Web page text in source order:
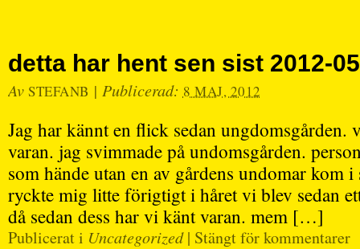
detta har hent sen sist 2012-
Av STEFANB | Publicerad: 8 MAJ, 2012
Jag har kännt en flick sedan ungdomsgården.
varan. jag svimmade på undomsgården.
som hände utan en av gårdens undomar kom
ryckte mig litte förigtigt i håret vi blev sedan
då sedan dess har vi känt varan. mem […]
Publicerat i Uncategorized | Stängt för kommentarer